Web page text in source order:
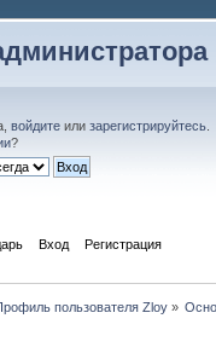
войдите или зарегистрируйтесь
?
Вход Регистрация
пользователя Zloy»